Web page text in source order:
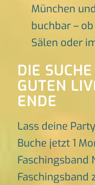
München
buchbar –
Sälen oder
DIE
GUTEN
ENDE
Lass deine
Buche jetzt 1
Faschingsband
Faschingsband